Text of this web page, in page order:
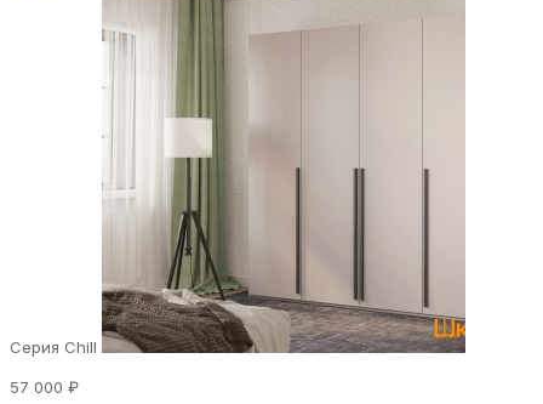
Серия Chill
57 000 ₽